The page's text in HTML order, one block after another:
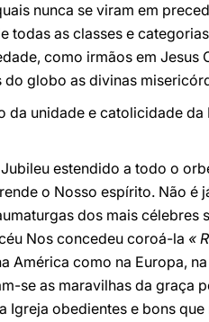
nunca se viram em
todas as classes e
como irmãos em Jesus
do globo as divinas
unidade e catolicidade
estendido a todo o
o Nosso espírito. Não é
dos mais
Nos concedeu coroá-la «
América como na Europa,
se as maravilhas da graça
Igreja obedientes e bons